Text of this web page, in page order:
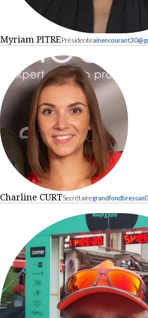
Myriam PITREPrésidente
Charline CURTSecrétaire